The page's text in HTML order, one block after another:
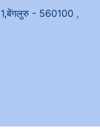
1,बेंगलुरु - 560100 ,